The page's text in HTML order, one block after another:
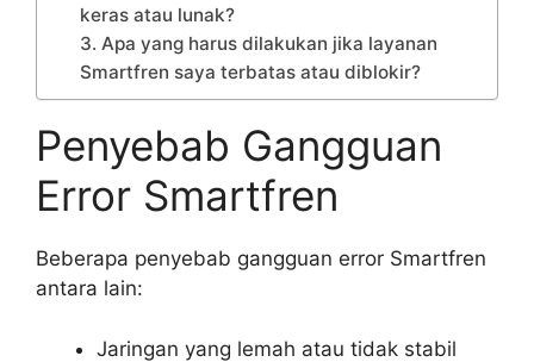
keras atau lunak?
3. Apa yang harus dilakukan jika layanan
Smartfren saya terbatas atau diblokir?
Penyebab Gangguan
Error Smartfren
Beberapa penyebab gangguan error Smartfren
antara lain:
Jaringan yang lemah atau tidak stabil